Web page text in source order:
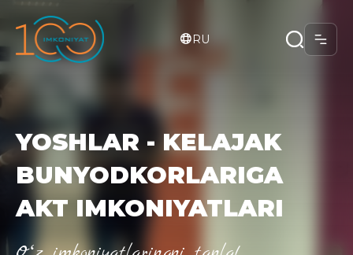
RU
YOSHLAR - KELAJAK
BUNYODKORLARIGA
AKT IMKONIYATLARI